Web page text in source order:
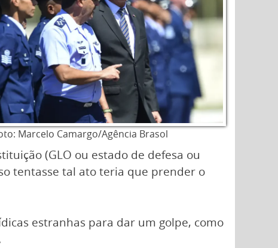
Marcelo Camargo/Agência Brasol
(GLO ou estado de defesa ou
tentasse tal ato teria que prender o
estranhas para dar um golpe, como